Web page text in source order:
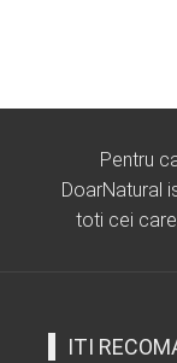
Pentru
DoarNatural
toti cei care
ITI